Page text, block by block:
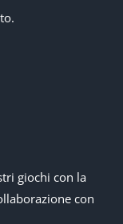
giochi con la
con